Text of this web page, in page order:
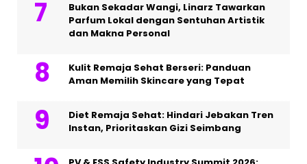
Bukan Sekadar Wangi, Linarz Tawarkan
Parfum Lokal dengan Sentuhan Artistik
dan Makna Personal
Kulit Remaja Sehat Berseri: Panduan
Aman Memilih Skincare yang Tepat
Diet Remaja Sehat: Hindari Jebakan Tren
Instan, Prioritaskan Gizi Seimbang